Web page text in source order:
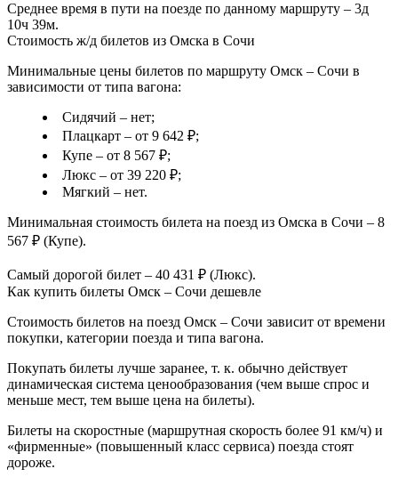
Среднее время в пути на поезде по данному маршруту – 3д
10ч 39м.
Стоимость ж/д билетов из Омска в Сочи
Минимальные цены билетов по маршруту Омск – Сочи в
зависимости от типа вагона:
Сидячий – нет;
Плацкарт – от 9 642 ₽;
Купе – от 8 567 ₽;
Люкс – от 39 220 ₽;
Мягкий – нет.
Минимальная стоимость билета на поезд из Омска в Сочи – 8
567 ₽ (Купе).
Самый дорогой билет – 40 431 ₽ (Люкс).
Как купить билеты Омск – Сочи дешевле
Стоимость билетов на поезд Омск – Сочи зависит от времени
покупки, категории поезда и типа вагона.
Покупать билеты лучше заранее, т. к. обычно действует
динамическая система ценообразования (чем выше спрос и
меньше мест, тем выше цена на билеты).
Билеты на скоростные (маршрутная скорость более 91 км/ч) и
«фирменные» (повышенный класс сервиса) поезда стоят
дороже.